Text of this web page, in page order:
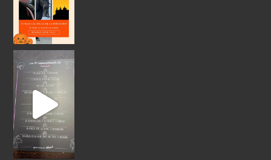
Pen
Un gra